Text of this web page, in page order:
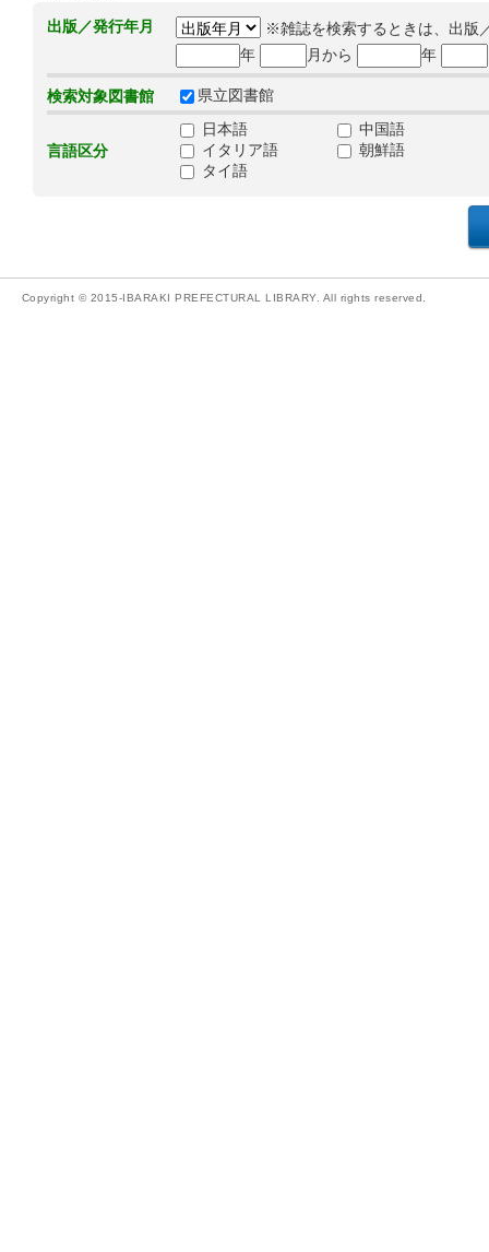
出版／発行年月
※雑誌を検索するときは、出版
年
月から 年
検索対象図書館 県立図書館
言語区分
日本語
中国語
イタリア語
朝鮮語
タイ語
Copyright © 2015-IBARAKI PREFECTURAL LIBRARY. All rights reserved.